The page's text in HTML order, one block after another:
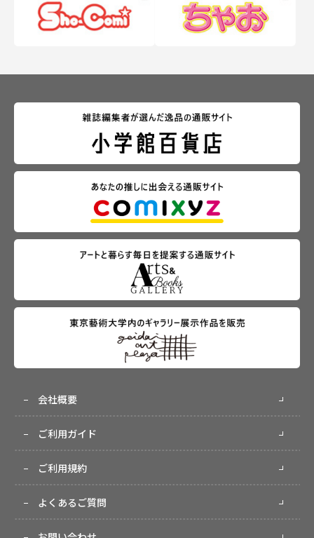
会社概要
ご利用ガイド
ご利用規約
よくあるご質問